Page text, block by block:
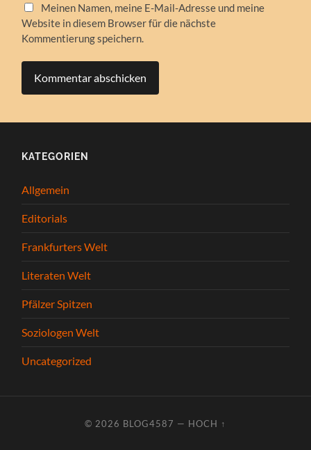
Meinen Namen, meine E-Mail-Adresse und meine
Website in diesem Browser für die nächste
Kommentierung speichern.
KATEGORIEN
Allgemein
Editorials
Frankfurters Welt
Literaten Welt
Pfälzer Spitzen
Soziologen Welt
Uncategorized
© 2026 BLOG4587 — HOCH ↑